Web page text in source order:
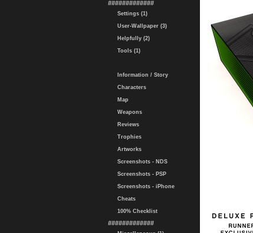
#############
Settings (1)
User-Wallpaper (3)
Helpfully (2)
Tools (1)
Information / Story
Characters
Map
Weapons
Reviews
Trophies
Artworks
Screenshots - NDS
Screenshots - PSP
Screenshots - iPhone
Cheats
100% Checklist
#############